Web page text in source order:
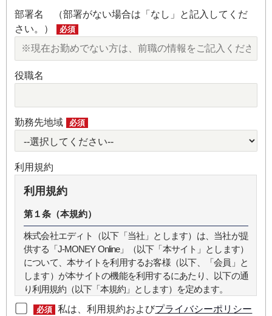
部署名 （部署がない場合は「なし」と記入してくだ
さい。）
必須
役職名
勤務先地域 必須
利用規約
利用規約
第１条（本規約）
株式会社エディト（以下「当社」とします）は、当社が提
供する「J-MONEY Online」（以下「本サイト」とします）
について、本サイトを利用するお客様（以下、「会員」と
します）が本サイトの機能を利用するにあたり、以下の通
り利用規約（以下「本規約」とします）を定めます。
必須 私は、利用規約およびプライバシーポリシー